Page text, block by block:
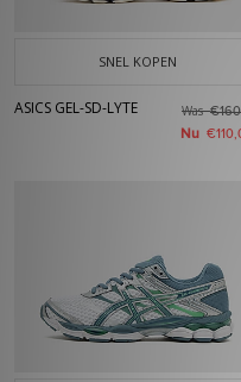
SNEL KOPEN
ASICS GEL-SD-LYTE Was
Nu